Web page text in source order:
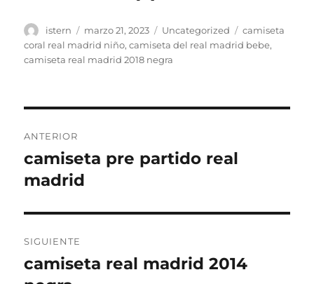
Autor
istern
Publicado
el
marzo 21, 2023 Categorías
Uncategorized Etiquetas
camiseta
coral real madrid niño,camiseta del real madrid bebe,
camiseta real madrid 2018 negra
de
entradas
ANTERIOR
Entrada
anterior:
camiseta pre partido real
madrid
SIGUIENTE
Entrada
camiseta real madrid 2014